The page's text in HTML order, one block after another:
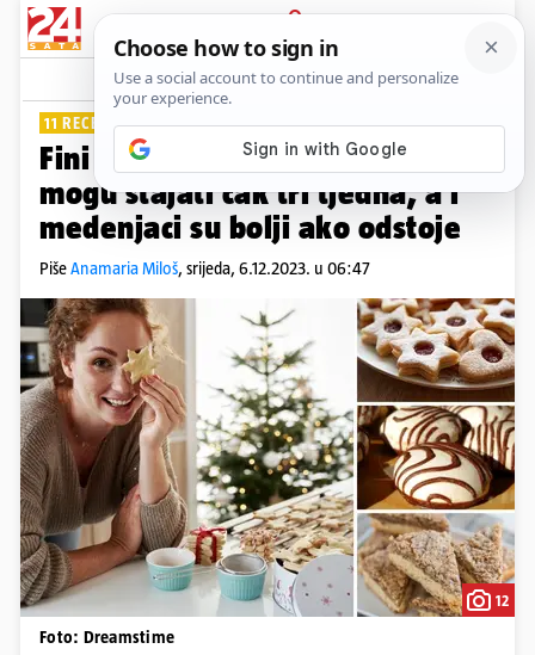
PRIJAVA
Lifestyle Komentari
11 RECEPATA
Fini blagdanski kolači: Linzeri
mogu stajati čak tri tjedna, a i
medenjaci su bolji ako odstoje
PišeAnamaria Miloš, srijeda, 6.12.2023. u 06:47
12
Foto: Dreamstime